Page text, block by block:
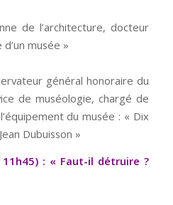
de l’architecture, docteur
musée »
général honoraire du
de muséologie, chargé de
du musée : « Dix
Dubuisson »
: « Faut-il détruire ?